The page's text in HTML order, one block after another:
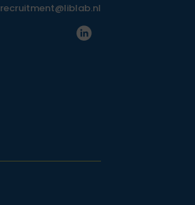
recruitment@liblab.nl